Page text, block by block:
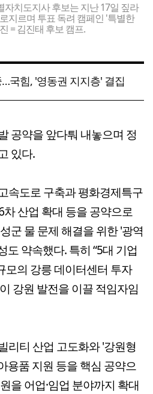
치도지사 후보는 지난 17일 짚라
지르며 투표 독려 캠페인 '특별한
= 김진태 후보 캠프.
국힘, '영동권 지지층' 결집
공약을 앞다퉈 내놓으며 정
있다.
속도로 구축과 평화경제특구
차 산업 확대 등을 공약으로
군 물 문제 해결을 위한 '광역
도 약속했다. 특히 “5대 기업
모의 강릉 데이터센터 투자
강원 발전을 이끌 적임자임
리티 산업 고도화와 '강원형
용품 지원 등을 핵심 공약으
을 어업·임업 분야까지 확대